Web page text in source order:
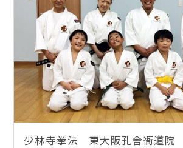
少林寺拳法 東大阪孔舎衙道院